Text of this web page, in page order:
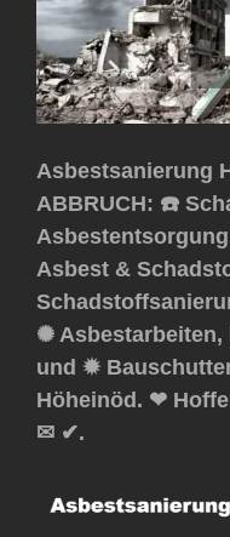
Asbestsanierung
ABBRUCH: ☎️
Asbest &
✺
und ✹
Höheinöd. ❤
✉ ✔.